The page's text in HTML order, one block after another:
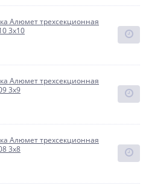
Алюмет трехсекционная
3x10
Алюмет трехсекционная
3x9
Алюмет трехсекционная
3x8